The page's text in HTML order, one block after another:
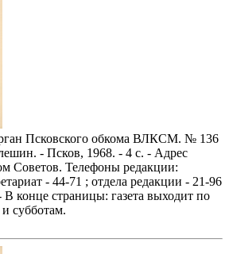
Псковского обкома ВЛКСМ. № 136
- Псков, 1968. - 4 с. - Адрес
Советов. Телефоны редакции:
- 44-71 ; отдела редакции - 21-96
В конце страницы: газета выходит по
субботам.